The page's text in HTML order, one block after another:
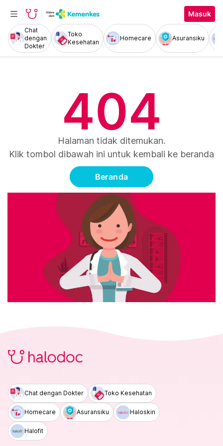
Masuk
Chat
dengan
Dokter
Toko
Kesehatan
Homecare Asuransiku
404
Halaman tidak ditemukan.
Klik tombol dibawah ini untuk kembali ke beranda
Beranda
Chat dengan Dokter Toko Kesehatan
Homecare Asuransiku Haloskin
Halofit